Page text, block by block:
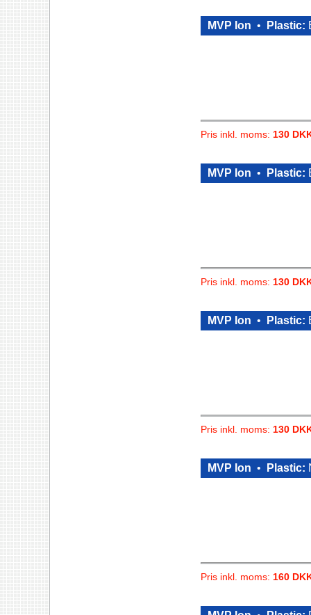
MVP Ion • Plastic:
Pris inkl. moms: 130
MVP Ion • Plastic:
Pris inkl. moms: 130
MVP Ion • Plastic:
Pris inkl. moms: 130
MVP Ion • Plastic:
Pris inkl. moms: 160